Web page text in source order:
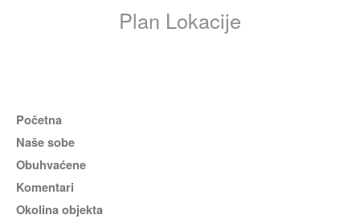
Plan Lokacije
Početna
Naše sobe
Obuhvaćene
komentari
Okolina objekta